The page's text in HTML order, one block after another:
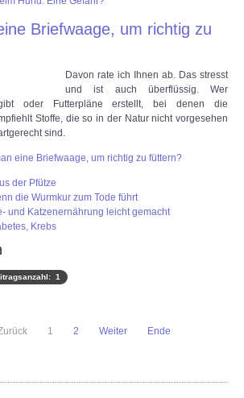
Briefwaage, um richtig zu
Davon rate ich Ihnen ab. Das stresst
und ist auch überflüssig. Wer
gibt oder Futterpläne erstellt, bei denen die
Stoffe, die so in der Natur nicht vorgesehen
sind.
eine Briefwaage, um richtig zu füttern?
der Pfütze
die Wurmkur zum Tode führt
und Katzenernährung leicht gemacht
Krebs
1
1 2 Weiter Ende